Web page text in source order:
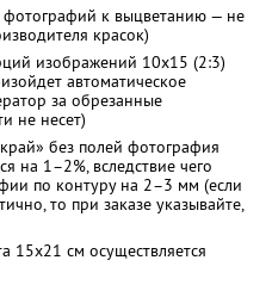
фотографий к выцветанию — не
красок)
изображений 10х15 (2:3)
автоматическое
за обрезанные
не несет)
без полей фотография
на 1–2%, вследствие чего
по контуру на 2–3 мм (если
то при заказе указывайте,
15х21 см осуществляется